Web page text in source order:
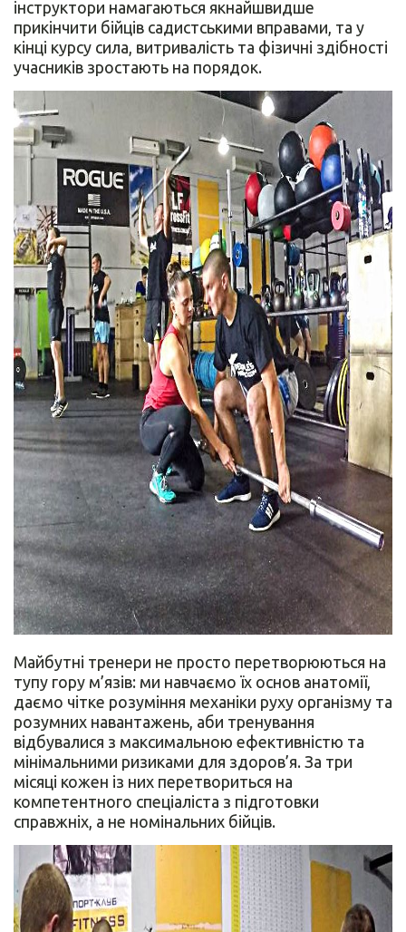
інструктори намагаються якнайшвидше
прикінчити бійців садистськими вправами, та у
кінці курсу сила, витривалість та фізичні здібності
учасників зростають на порядок.
Майбутні тренери не просто перетворюються на
тупу гору м’язів: ми навчаємо їх основ анатомії,
даємо чітке розуміння механіки руху організму та
розумних навантажень, аби тренування
відбувалися з максимальною ефективністю та
мінімальними ризиками для здоров’я. За три
місяці кожен із них перетвориться на
компетентного спеціаліста з підготовки
справжніх, а не номінальних бійців.